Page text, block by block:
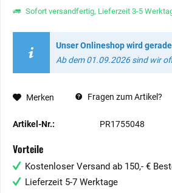
Sofort versandfertig, Lieferzeit 3-5
Unser Onlineshop wird
Ab dem 01.09.2026 sind wir
Merken Fragen zum Artikel?
Artikel-Nr.: PR1755048
Vorteile
Kostenloser Versand ab 150,- €
Lieferzeit 5-7 Werktage